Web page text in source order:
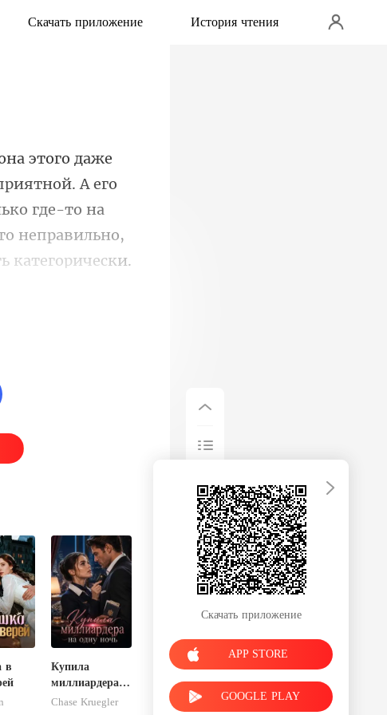
Скачать приложение История чтения
А его
где-то на
в
Купила
миллиардера
на одну ночь
Chase Kruegler
Скачать приложение
APP STORE
GOOGLE PLAY